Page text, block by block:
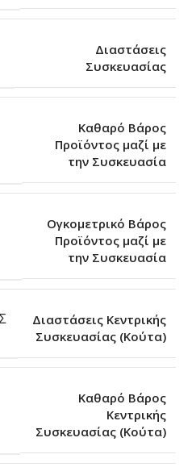
Διαστάσεις
Συσκευασίας
Καθαρό Βάρος
Προϊόντος μαζί με
την Συσκευασία
Ογκομετρικό Βάρος
Προϊόντος μαζί με
την Συσκευασία
Διαστάσεις Κεντρικής
Συσκευασίας (Κούτα)
Καθαρό Βάρος
Κεντρικής
Συσκευασίας (Κούτα)